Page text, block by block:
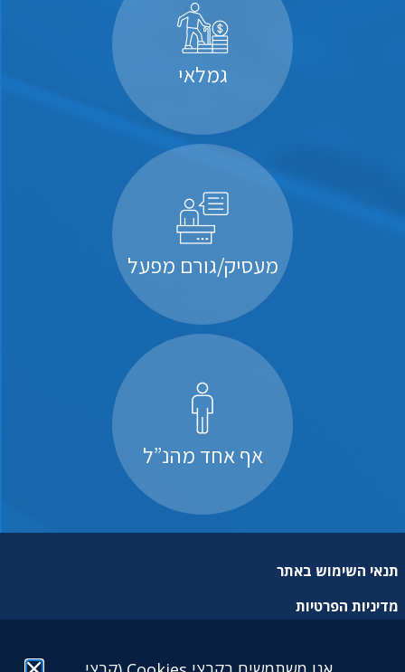
גמלאי
מעסיק/גורם מפעל
אף אחד מהנ”ל
תנאי השימוש באתר
מדיניות הפרטיות